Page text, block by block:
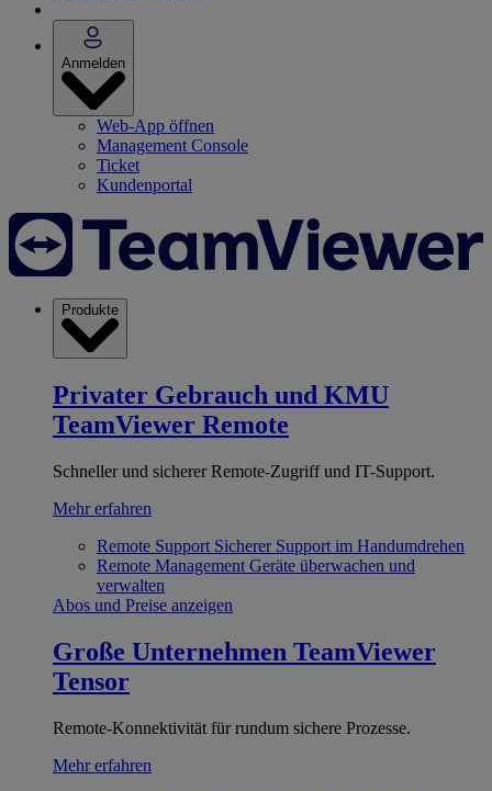
Anmelden
Web-App öffnen
Management Console
Ticket
Kundenportal
Produkte
Privater Gebrauch und KMU
TeamViewer Remote
Schneller und sicherer Remote-Zugriff und IT-Support.
Mehr erfahren
Remote Support Sicherer Support im Handumdrehen
Remote Management Geräte überwachen und
verwalten
Abos und Preise anzeigen
Große Unternehmen TeamViewer
Tensor
Remote-Konnektivität für rundum sichere Prozesse.
Mehr erfahren